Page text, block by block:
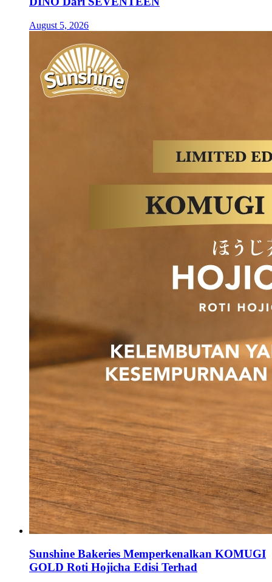
August 5, 2026
Sunshine Bakeries Memperkenalkan KOMUGI
GOLD Roti Hojicha Edisi Terhad